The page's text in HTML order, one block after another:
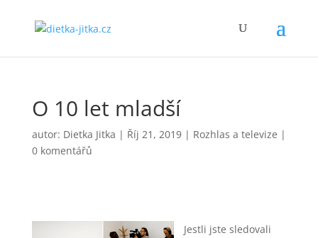
O 10 let mladší
autor: Dietka Jitka | Říj 21, 2019| Rozhlas a televize |
0 komentářů
Jestli jste sledovali